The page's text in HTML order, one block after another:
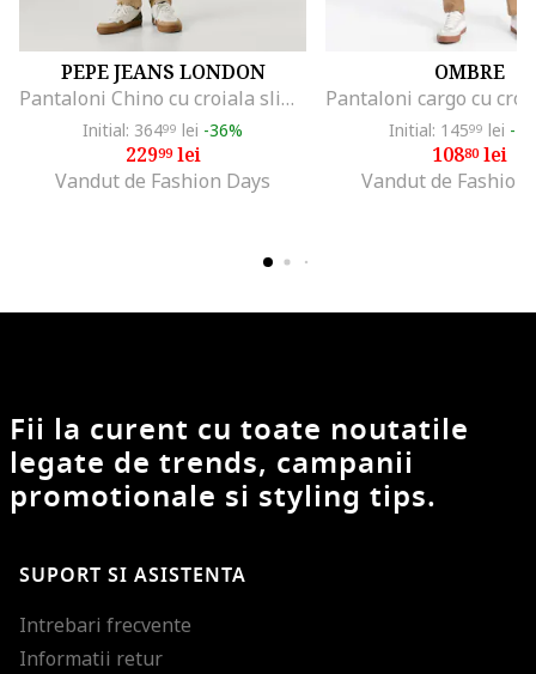
PEPE JEANS LONDON
Pantaloni Chino cu croiala slim-fit, Bej inchis
Initial: 36499 lei -36%
22999lei
Vandut de Fashion Days
OMBRE
Initial: 14599 lei -
10880lei
Vandut de Fashion
Fii la curent cu toate noutatile
legate de trends, campanii
promotionale si styling tips.
SUPORT SI ASISTENTA
Intrebari frecvente
Informatii retur